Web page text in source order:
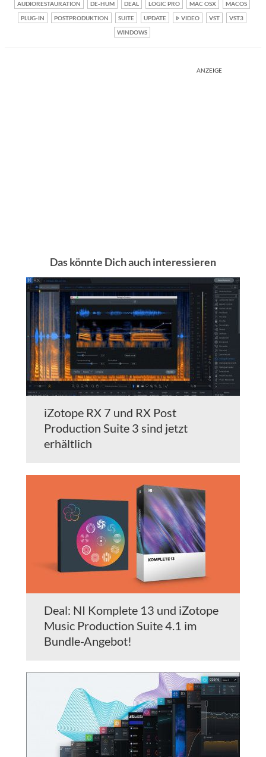
AUDIORESTAURATION DE-HUM DEAL LOGIC PRO MAC OSX
MACOS
PLUG-IN
POSTPRODUKTION SUITE UPDATE VIDEO VST
VST3
WINDOWS
ANZEIGE
Das könnte Dich auch interessieren
iZotope RX 7 und RX Post
Production Suite 3 sind jetzt
erhältlich
Deal: NI Komplete 13 und iZotope
Music Production Suite 4.1 im
Bundle-Angebot!